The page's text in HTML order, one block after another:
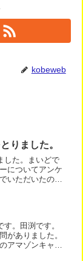
kobeweb
りました。
した。まいどで
についてアンケ
いただいたので
。田渕です。
がありました。
アマゾンキャン